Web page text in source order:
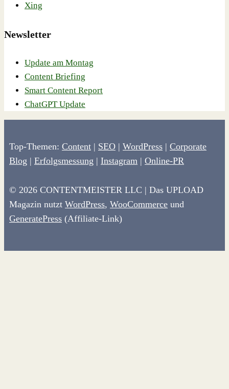
Xing
Newsletter
Update am Montag
Content Briefing
Smart Content Report
ChatGPT Update
Top-Themen: Content | SEO | WordPress | Corporate
Blog | Erfolgsmessung | Instagram | Online-PR
© 2026 CONTENTMEISTER LLC | Das UPLOAD
Magazin nutzt WordPress, WooCommerce und
GeneratePress (Affiliate-Link)